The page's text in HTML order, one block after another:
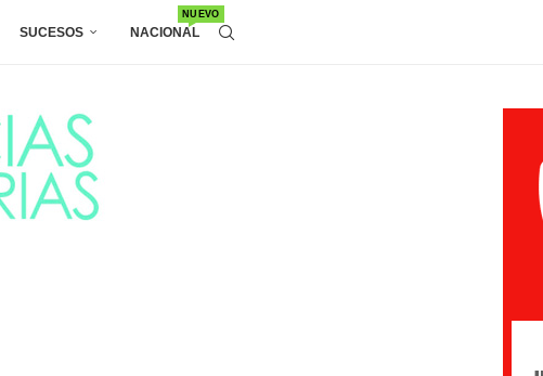
SUCESOS NACIONAL
NUEVO